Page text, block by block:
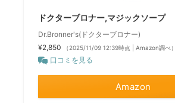
ドクターブロナー,マジックソープ
Dr.Bronner's(ドクターブロナー)
¥2,850
（2025/11/09 12:39時点 | Amazon調べ）
口コミを見る
Amazon